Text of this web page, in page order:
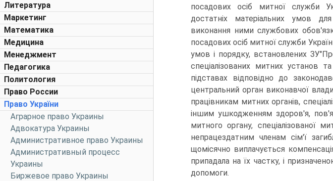
Литература
Маркетинг
Математика
Медицина
Менеджмент
Педагогика
Политология
Право России
Право України
Аграрное право Украины
Адвокатура Украины
Административное право Украины
Административный процесс
Украины
Биржевое право Украины
посадових осіб митної служби
достатніх матеріальних умов
виконання ними службових
посадових осіб митної служби
умов і порядку, встановлених
спеціалізованих митних установ
підставах відповідно до
центральний орган виконавчої
працівникам митних органів,
іншим ушкодженням здоров'я,
митного органу, спеціалізованої
непрацездатним членам сім'ї
щомісячно виплачується
припадала на їх частку, і
допомоги.